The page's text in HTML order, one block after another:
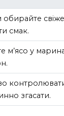
смак.
м’ясо у
згасати.